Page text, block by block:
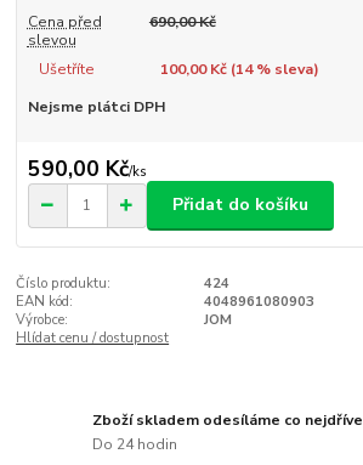
Cena před
slevou
690,00 Kč
Ušetříte 100,00 Kč (14% sleva)
Nejsme plátci DPH
590,00 Kč/ks
Přidat do košíku
Číslo produktu:
424
EAN kód:
4048961080903
Výrobce:
JOM
Hlídat cenu / dostupnost
Zboží skladem odesíláme co nejdříve
Do 24 hodin